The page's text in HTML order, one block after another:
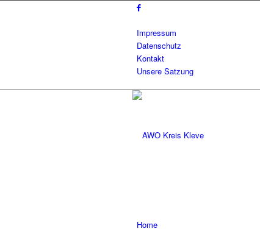
Impressum
Datenschutz
Kontakt
Unsere Satzung
Home